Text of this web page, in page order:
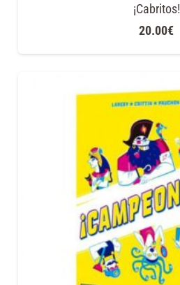
¡Cabritos!
20.00€